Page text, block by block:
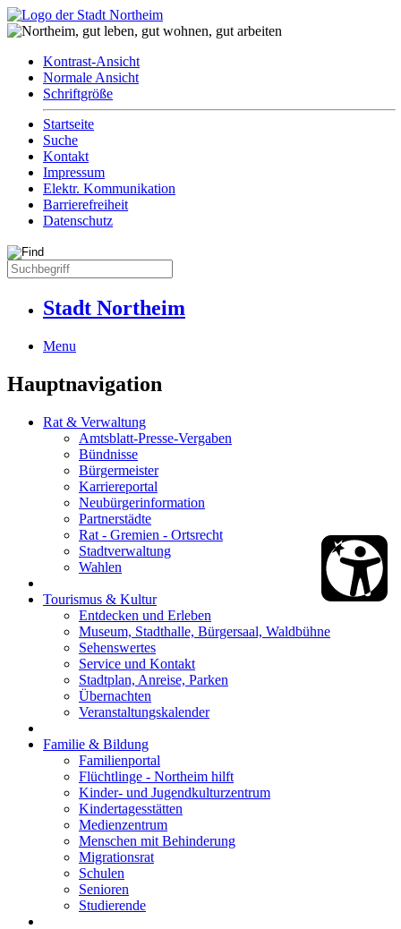
Kontrast-Ansicht
Normale Ansicht
Schriftgröße
Startseite
Suche
Kontakt
Impressum
Elektr. Kommunikation
Barrierefreiheit
Datenschutz
Stadt Northeim
Menu
Hauptnavigation
Rat & Verwaltung
Amtsblatt-Presse-Vergaben
Bündnisse
Bürgermeister
Karriereportal
Neubürgerinformation
Partnerstädte
Rat - Gremien - Ortsrecht
Stadtverwaltung
Wahlen
Tourismus & Kultur
Entdecken und Erleben
Museum, Stadthalle, Bürgersaal, Waldbühne
Sehenswertes
Service und Kontakt
Stadtplan, Anreise, Parken
Übernachten
Veranstaltungskalender
Familie & Bildung
Familienportal
Flüchtlinge - Northeim hilft
Kinder- und Jugendkulturzentrum
Kindertagesstätten
Medienzentrum
Menschen mit Behinderung
Migrationsrat
Schulen
Senioren
Studierende